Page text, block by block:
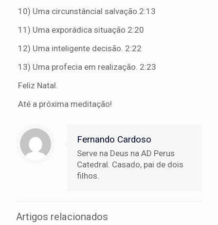
10) Uma circunstâncial salvação.2:13
11) Uma exporádica situação 2:20
12) Uma inteligente decisão. 2:22
13) Uma profecia em realização. 2:23
Feliz Natal.
Até a próxima meditação!
Fernando Cardoso
Serve na Deus na AD Perus
Catedral. Casado, pai de dois
filhos.
Artigos relacionados